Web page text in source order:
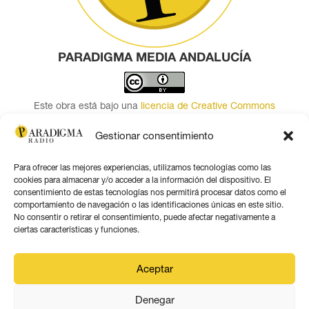
Gestionar consentimiento
Para ofrecer las mejores experiencias, utilizamos tecnologías como las
cookies para almacenar y/o acceder a la información del dispositivo. El
consentimiento de estas tecnologías nos permitirá procesar datos como el
comportamiento de navegación o las identificaciones únicas en este sitio.
No consentir o retirar el consentimiento, puede afectar negativamente a
ciertas características y funciones.
Aceptar
Denegar
PARADIGMA MEDIA ANDALUCÍA
Este obra está bajo una licencia de Creative Commons
Seguir
Seguir
Seguir
Seguir